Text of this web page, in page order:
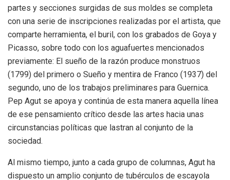
partes y secciones surgidas de sus moldes se completa
con una serie de inscripciones realizadas por el artista, que
comparte herramienta, el buril, con los grabados de Goya y
Picasso, sobre todo con los aguafuertes mencionados
previamente: El sueño de la razón produce monstruos
(1799) del primero o Sueño y mentira de Franco (1937) del
segundo, uno de los trabajos preliminares para Guernica.
Pep Agut se apoya y continúa de esta manera aquella línea
de ese pensamiento crítico desde las artes hacia unas
circunstancias políticas que lastran al conjunto de la
sociedad.
Al mismo tiempo, junto a cada grupo de columnas, Agut ha
dispuesto un amplio conjunto de tubérculos de escayola